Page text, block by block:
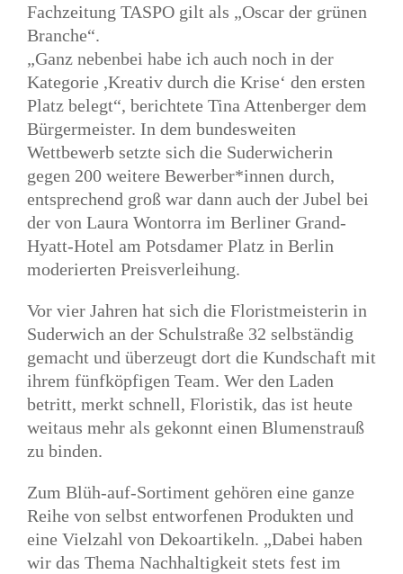
Fachzeitung TASPO gilt als „Oscar der grünen
Branche“.
„Ganz nebenbei habe ich auch noch in der
Kategorie ,Kreativ durch die Krise‘ den ersten
Platz belegt“, berichtete Tina Attenberger dem
Bürgermeister. In dem bundesweiten
Wettbewerb setzte sich die Suderwicherin
gegen 200 weitere Bewerber*innen durch,
entsprechend groß war dann auch der Jubel bei
der von Laura Wontorra im Berliner Grand-
Hyatt-Hotel am Potsdamer Platz in Berlin
moderierten Preisverleihung.
Vor vier Jahren hat sich die Floristmeisterin in
Suderwich an der Schulstraße 32 selbständig
gemacht und überzeugt dort die Kundschaft mit
ihrem fünfköpfigen Team. Wer den Laden
betritt, merkt schnell, Floristik, das ist heute
weitaus mehr als gekonnt einen Blumenstrauß
zu binden.
Zum Blüh-auf-Sortiment gehören eine ganze
Reihe von selbst entworfenen Produkten und
eine Vielzahl von Dekoartikeln. „Dabei haben
wir das Thema Nachhaltigkeit stets fest im